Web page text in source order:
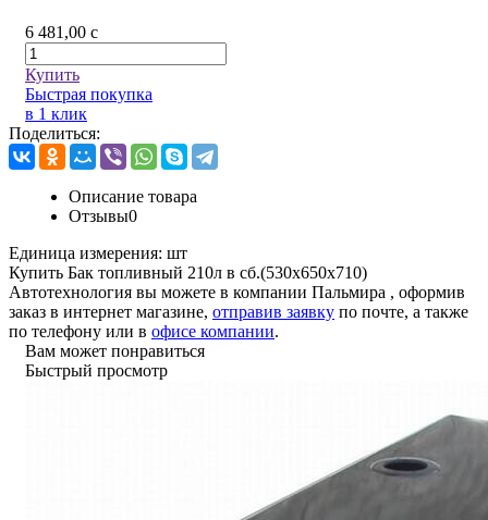
6 481,00 c
Купить
Быстрая покупка
в 1 клик
Поделиться:
Описание товара
Отзывы0
Единица измерения: шт
Купить Бак топливный 210л в сб.(530х650х710)
Автотехнология вы можете в компании Пальмира , оформив
заказ в интернет магазине, отправив заявку по почте, а также
по телефону или в офисе компании.
Вам может понравиться
Быстрый просмотр